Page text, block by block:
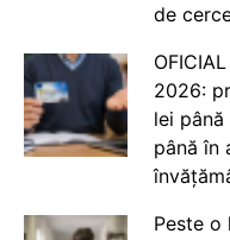
de
2026:
lei
până în
Peste o